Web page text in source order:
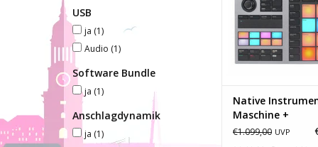
USB
ja (1)
Audio (1)
Software Bundle
ja (1)
Anschlagdynamik
ja (1)
Machine und Synth
Kraftpaket im Studio
Bühne. Lass deinen
Hause, jamme
anderen Geräten
ZUM WARENKORB
Native
Maschine +
€1.099,00 UVP